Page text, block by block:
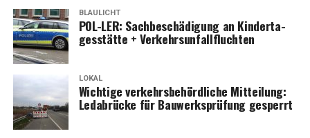
BLAULICHT
POL-LER: Sach­be­schä­di­gung an Kin­der­ta­
ges­stät­te + Verkehrsunfallfluchten
LOKAL
Wich­ti­ge ver­kehrs­be­hörd­li­che Mit­tei­lung:
Leda­brü­cke für Bau­werks­prü­fung gesperrt